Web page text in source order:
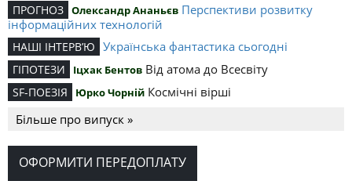
ПРОГНОЗ Олександр Ананьєв Перспективи розвитку
інформаційних технологій
НАШІ ІНТЕРВ’Ю Українська фантастика сьогодні
ГІПОТЕЗИ Іцхак Бентов Від атома до Всесвіту
SF-ПОЕЗІЯ Юрко Чорній Космічні вірші
Більше про випуск »
ОФОРМИТИ ПЕРЕДОПЛАТУ